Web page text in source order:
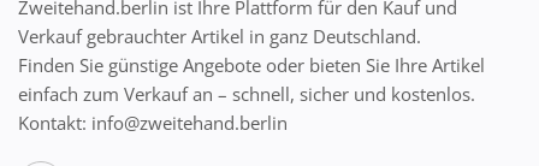
Zweitehand.berlin ist Ihre Plattform für den Kauf und
Verkauf gebrauchter Artikel in ganz Deutschland.
Finden Sie günstige Angebote oder bieten Sie Ihre Artikel
einfach zum Verkauf an – schnell, sicher und kostenlos.
Kontakt: info@zweitehand.berlin